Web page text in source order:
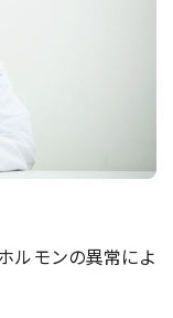
ルモンの異常によ